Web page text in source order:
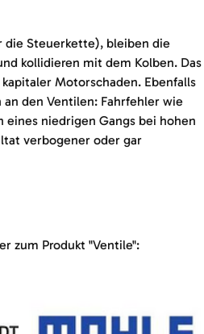
die Steuerkette), bleiben die
kollidieren mit dem Kolben. Das
Motorschaden. Ebenfalls
den Ventilen: Fahrfehler wie
eines niedrigen Gangs bei hohen
verbogener oder gar
zum Produkt "Ventile":